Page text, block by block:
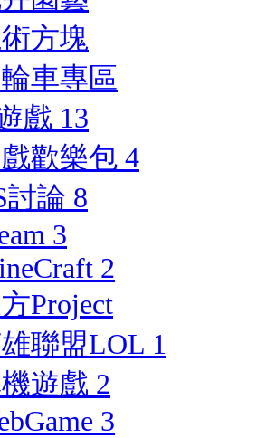
方塊
車專區
戲 13
歡樂包 4
討論 8
3
2
Project
聯盟LOL 1
遊戲 2
3